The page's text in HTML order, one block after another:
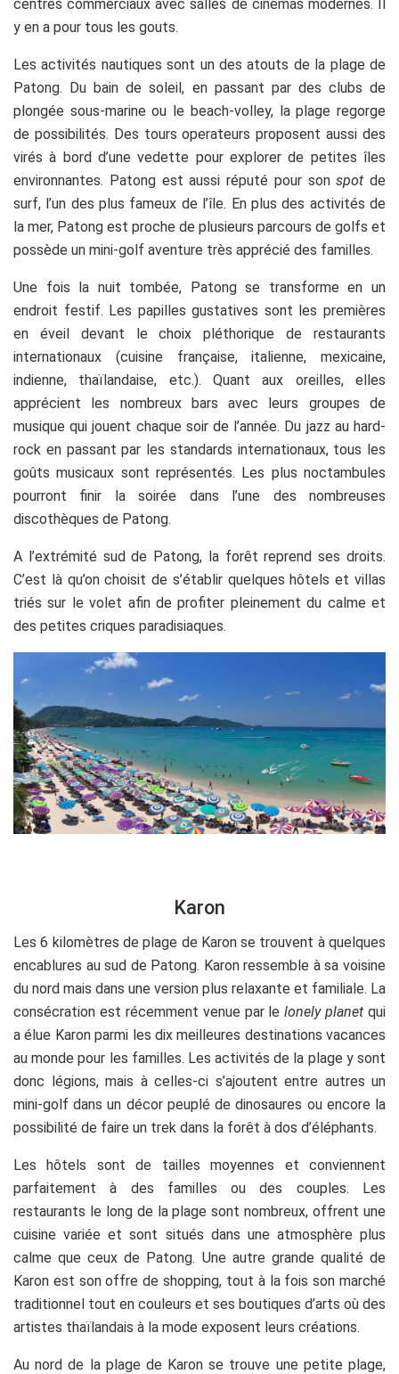
centres commerciaux avec salles de cinémas modernes. Il
y en a pour tous les gouts.
Les activités nautiques sont un des atouts de la plage de
Patong. Du bain de soleil, en passant par des clubs de
plongée sous-marine ou le beach-volley, la plage regorge
de possibilités. Des tours operateurs proposent aussi des
virés à bord d’une vedette pour explorer de petites îles
environnantes. Patong est aussi réputé pour sonspot de
surf, l’un des plus fameux de l’île. En plus des activités de
la mer, Patong est proche de plusieurs parcours de golfs et
possède un mini-golf aventure très apprécié des familles.
Une fois la nuit tombée, Patong se transforme en un
endroit festif. Les papilles gustatives sont les premières
en éveil devant le choix pléthorique de restaurants
internationaux (cuisine française, italienne, mexicaine,
indienne, thaïlandaise, etc.). Quant aux oreilles, elles
apprécient les nombreux bars avec leurs groupes de
musique qui jouent chaque soir de l’année. Du jazz au hard-
rock en passant par les standards internationaux, tous les
goûts musicaux sont représentés. Les plus noctambules
pourront finir la soirée dans l’une des nombreuses
discothèques de Patong.
A l’extrémité sud de Patong, la forêt reprend ses droits.
C’est là qu’on choisit de s’établir quelques hôtels et villas
triés sur le volet afin de profiter pleinement du calme et
des petites criques paradisiaques.
Karon
Les 6 kilomètres de plage de Karon se trouvent à quelques
encablures au sud de Patong. Karon ressemble à sa voisine
du nord mais dans une version plus relaxante et familiale. La
consécration est récemment venue par lelonely planet qui
a élue Karon parmi les dix meilleures destinations vacances
au monde pour les familles. Les activités de la plage y sont
donc légions, mais à celles-ci s’ajoutent entre autres un
mini-golf dans un décor peuplé de dinosaures ou encore la
possibilité de faire un trek dans la forêt à dos d’éléphants.
Les hôtels sont de tailles moyennes et conviennent
parfaitement à des familles ou des couples. Les
restaurants le long de la plage sont nombreux, offrent une
cuisine variée et sont situés dans une atmosphère plus
calme que ceux de Patong. Une autre grande qualité de
Karon est son offre de shopping, tout à la fois son marché
traditionnel tout en couleurs et ses boutiques d’arts où des
artistes thaïlandais à la mode exposent leurs créations.
Au nord de la plage de Karon se trouve une petite plage,